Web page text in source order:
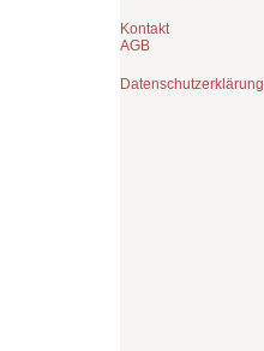
Kontakt
AGB
Datenschutzerklärung